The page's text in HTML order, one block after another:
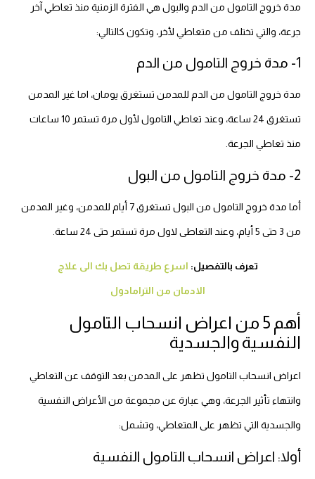
مدة خروج التامول من الدم والبول هي الفترة الزمنية منذ تعاطي آخر
جرعة، والتي تختلف من متعاطي لأخر، وتكون كالتالي:
1- مدة خروج التامول من الدم
مدة خروج التامول من الدم للمدمن تستغرق يومان، اما غير المدمن
تستغرق 24 ساعة، وعند تعاطي التامول لأول مرة تستمر 10 ساعات
منذ تعاطي الجرعة.
2- مدة خروج التامول من البول
أما مدة خروج التامول من البول تستغرق 7 أيام للمدمن، وغير المدمن
من 3 حتى 5 أيام، وعند التعاطى لاول مرة تستمر حتى 24 ساعة.
تعرف بالتفصيل: اسرع طريقة تصل بك الى علاج
الادمان من الترامادول
أهم 5 من اعراض انسحاب التامول
النفسية والجسدية
اعراض انسحاب التامول تظهر على المدمن بعد التوقف عن التعاطي
وانتهاء تأثير الجرعة، وهي عبارة عن مجموعة من الأعراض النفسية
والجسدية التي تظهر على المتعاطي، وتشمل:
أولا: اعراض انسحاب التامول النفسية